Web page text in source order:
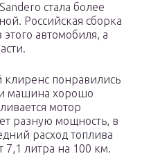
стала более
Российская сборка
этого автомобиля, а
понравились
машина хорошо
мотор
разную мощность, в
расход топлива
7,1 литра на 100 км.